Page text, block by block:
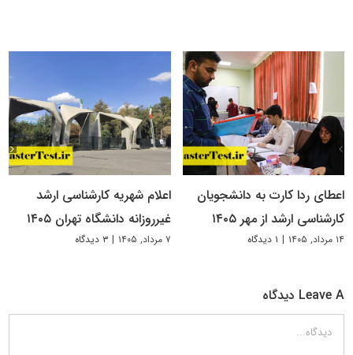
اعطای ردا کارت به دانشجویان
کارشناسی ارشد از مهر ۱۴۰۵
۱۴ مرداد, ۱۴۰۵ | ۱ دیدگاه
اعلام شهریه کارشناسی ارشد
غیرروزانه دانشگاه تهران ۱۴۰۵
۷ مرداد, ۱۴۰۵ | ۳ دیدگاه
Leave A دیدگاه
دیدگاه